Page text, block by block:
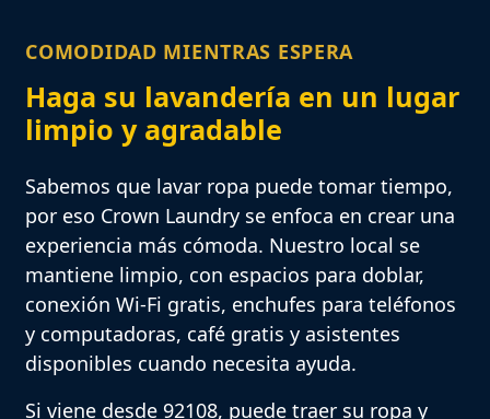
COMODIDAD MIENTRAS ESPERA
Haga su lavandería en un lugar
limpio y agradable
Sabemos que lavar ropa puede tomar tiempo,
por eso Crown Laundry se enfoca en crear una
experiencia más cómoda. Nuestro local se
mantiene limpio, con espacios para doblar,
conexión Wi-Fi gratis, enchufes para teléfonos
y computadoras, café gratis y asistentes
disponibles cuando necesita ayuda.
Si viene desde 92108, puede traer su ropa y